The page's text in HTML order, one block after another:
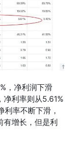
，净利润下滑
利率则从5.61%
率不断下滑，
增长，但是利